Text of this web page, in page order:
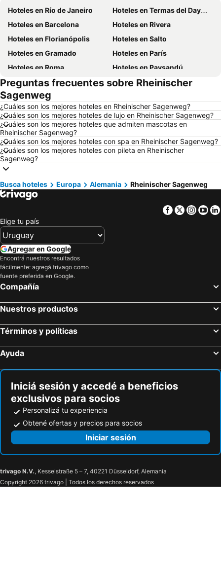
Hoteles en Río de Janeiro
Hoteles en Termas del Dayman
Hoteles en Barcelona
Hoteles en Rivera
Hoteles en Florianópolis
Hoteles en Salto
Hoteles en Gramado
Hoteles en París
Hoteles en Roma
Hoteles en Paysandú
Hoteles en San Carlos de Bariloche
Hoteles en Chuy
Hoteles en Maceió
Hoteles en Ámsterdam
Hoteles en Foz de Iguazú
Hoteles en Maragogi
Hoteles en Punta del Diablo
Hoteles en Isla de Miconos
Hoteles en Maldonado
Hoteles en Uruguay
Hoteles en Departamento de Colonia
Hoteles en Argentina
Hoteles en Rocha
Hoteles en España
Hoteles en Asturias
Hoteles en Isla Samana
Hoteles en Bahamas
Hoteles en Colombia
Hoteles en Lanzarote
Hoteles en Curazao
Preguntas frecuentes sobre Rheinischer
Sagenweg
¿Cuáles son los mejores hoteles en Rheinischer Sagenweg?
¿Cuáles son los mejores hoteles de lujo en Rheinischer Sagenweg?
¿Cuáles son los mejores hoteles que admiten mascotas en
Rheinischer Sagenweg?
¿Cuáles son los mejores hoteles con spa en Rheinischer Sagenweg?
¿Cuáles son los mejores hoteles con pileta en Rheinischer
Sagenweg?
Busca hoteles Europa Alemania Rheinischer Sagenweg
Facebook
Twitter
Elige tu país
Agregar en Google
Encontrá nuestros resultados
fácilmente: agregá trivago como
fuente preferida en Google.
Compañía
Nuestros productos
Términos y políticas
Ayuda
Iniciá sesión y accedé a beneficios
exclusivos para socios
Personalizá tu experiencia
Obtené ofertas y precios para socios
Iniciar sesión
trivago N.V., Kesselstraße 5 – 7, 40221 Düsseldorf, Alemania
Copyright 2026 trivago | Todos los derechos reservados